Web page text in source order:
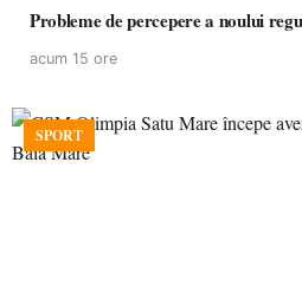
Probleme de percepere a noului
acum 15 ore
SPORT